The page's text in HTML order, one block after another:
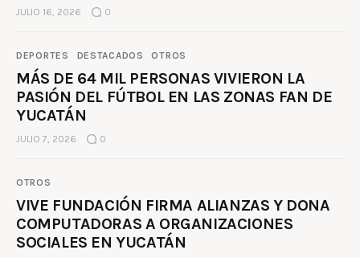
JULIO 16, 2026 0
DEPORTES DESTACADOS OTROS
MÁS DE 64 MIL PERSONAS VIVIERON LA
PASIÓN DEL FÚTBOL EN LAS ZONAS FAN DE
YUCATÁN
JULIO 7, 2026 0
OTROS
VIVE FUNDACIÓN FIRMA ALIANZAS Y DONA
COMPUTADORAS A ORGANIZACIONES
SOCIALES EN YUCATÁN